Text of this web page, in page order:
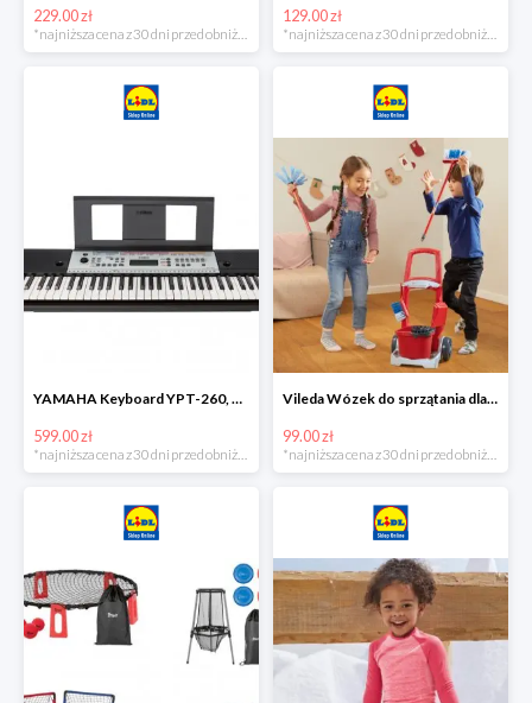
229.00 zł 129.00 zł
YAMAHA Keyboard YPT-260, 61 klawiszy
599.00 zł
*najniższa cena z 30 dni przed obniżką
Vileda Wózek do sprzątania dla dzieci
99.00 zł
*najniższa cena z 30 dni przed obniżką